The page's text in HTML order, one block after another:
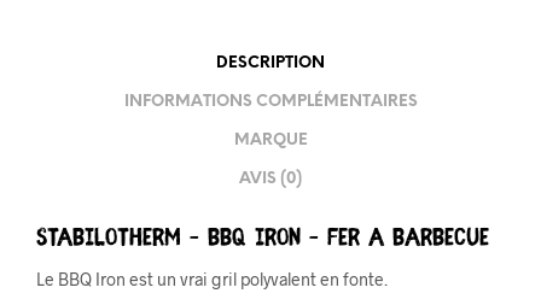
DESCRIPTION
INFORMATIONS COMPLÉMENTAIRES
MARQUE
AVIS (0)
Stabilotherm – BBQ Iron – Fer a barbecue
Le BBQ Iron est un vrai gril polyvalent en fonte.